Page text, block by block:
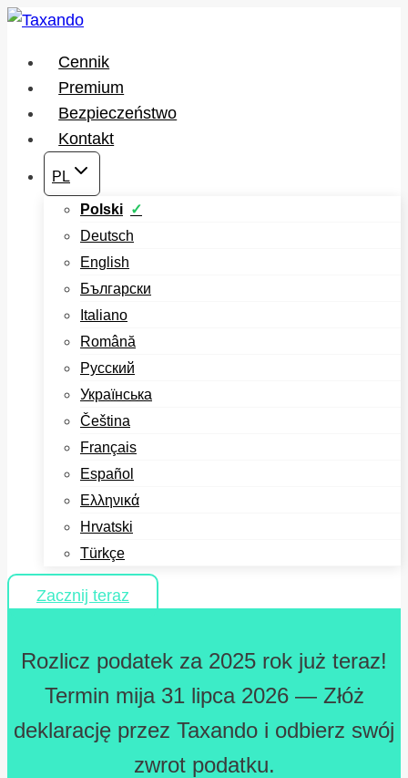
Przejdź
treści
Cennik
Premium
Bezpieczeństwo
Kontakt
PL
Polski
Deutsch
English
Български
Italiano
Română
Русский
Українська
Čeština
Français
Español
Ελληνικά
Hrvatski
Türkçe
Zacznij teraz
Rozlicz podatek za 2025 rok już teraz!
Termin mija 31 lipca 2026 — Złóż
deklarację przez Taxando i odbierz swój
zwrot podatku.